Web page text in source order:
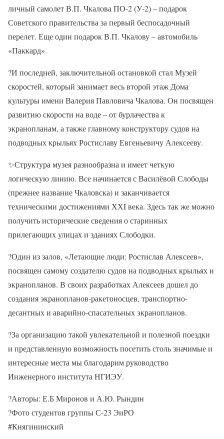
личный самолет В.П. Чкалова ПО-2 (У-2) – подарок
Советского правительства за первый беспосадочный
перелет. Еще один подарок В.П. Чкалову – автомобиль
«Паккард».
?И последней, заключительной остановкой стал Музей
скоростей, который занимает весь второй этаж Дома
культуры имени Валерия Павловича Чкалова. Он посвящен
развитию скорости на воде – от бурлачества к
экранопланам, а также главному конструктору судов на
подводных крыльях Ростиславу Евгеньевичу Алексееву.
✨Структура музея разнообразна и имеет четкую
логическую линию. Все начинается с Василёвой Слободы
(прежнее название Чкаловска) и заканчивается
техническими достижениями ХХI века. Здесь так же можно
получить исторические сведения о старинных
прилегающих улицах и зданиях Слободки.
?Один из залов, «Летающие люди: Ростислав Алексеев»,
посвящен самому создателю судов на подводных крыльях и
экранопланов. В своих разработках Алексеев дошел до
создания экранопланов-ракетоносцев, транспортно-
десантных и аварийно-спасательных экранопланов.
?За организацию такой увлекательной и полезной поездки
и представленную возможность посетить столь значимые и
интересные места мы благодарим руководство
Инженерного института НГИЭУ.
?Авторы: Е.Б Миронов и А.Ю. Рындин
?Фото студентов группы С-23 ЭиРО
#Княгининский